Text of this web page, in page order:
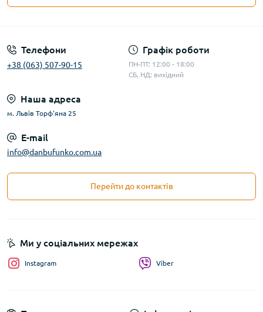
Телефони
+38 (063) 507-90-15
Графік роботи
ПН-ПТ: 12:00 - 18:00
СБ, НД: вихідний
Наша адреса
м. Львів Торф'яна 25
E-mail
info@danbufunko.com.ua
Перейти до контактів
Ми у соціальних мережах
Instagram Viber